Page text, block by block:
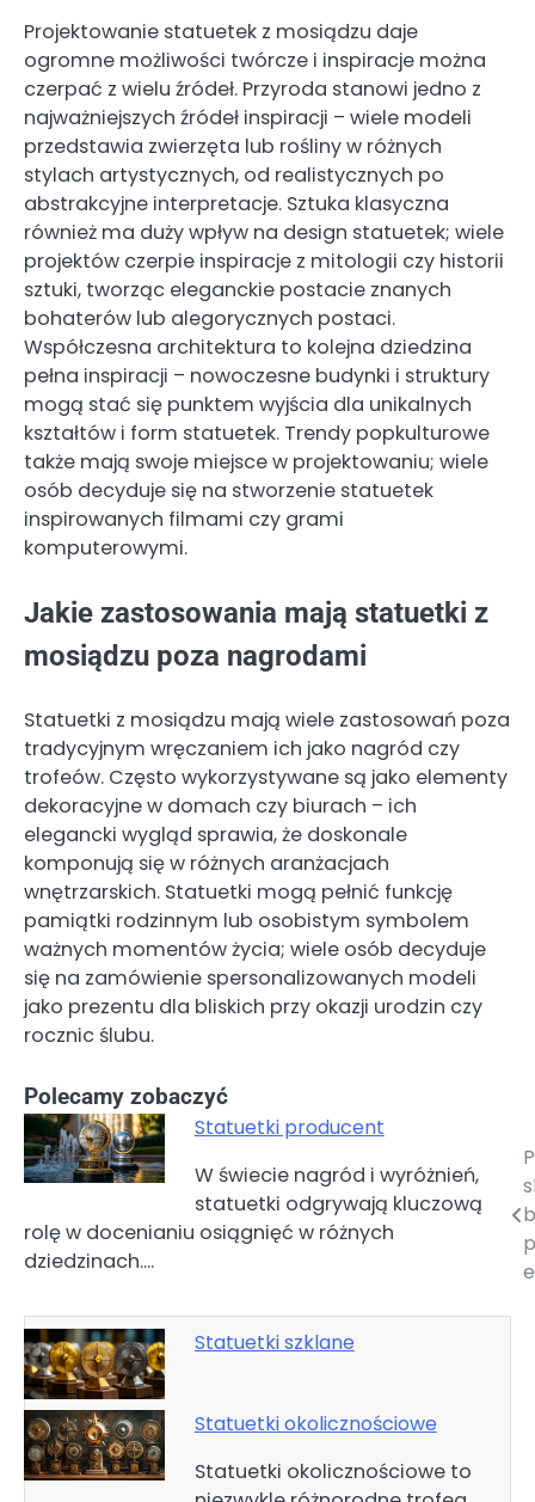
Projektowanie statuetek z mosiądzu daje
ogromne możliwości twórcze i inspiracje można
czerpać z wielu źródeł. Przyroda stanowi jedno z
najważniejszych źródeł inspiracji – wiele modeli
przedstawia zwierzęta lub rośliny w różnych
stylach artystycznych, od realistycznych po
abstrakcyjne interpretacje. Sztuka klasyczna
również ma duży wpływ na design statuetek; wiele
projektów czerpie inspiracje z mitologii czy historii
sztuki, tworząc eleganckie postacie znanych
bohaterów lub alegorycznych postaci.
Współczesna architektura to kolejna dziedzina
pełna inspiracji – nowoczesne budynki i struktury
mogą stać się punktem wyjścia dla unikalnych
kształtów i form statuetek. Trendy popkulturowe
także mają swoje miejsce w projektowaniu; wiele
osób decyduje się na stworzenie statuetek
inspirowanych filmami czy grami
komputerowymi.
Jakie zastosowania mają statuetki z
mosiądzu poza nagrodami
Statuetki z mosiądzu mają wiele zastosowań poza
tradycyjnym wręczaniem ich jako nagród czy
trofeów. Często wykorzystywane są jako elementy
dekoracyjne w domach czy biurach – ich
elegancki wygląd sprawia, że doskonale
komponują się w różnych aranżacjach
wnętrzarskich. Statuetki mogą pełnić funkcję
pamiątki rodzinnym lub osobistym symbolem
ważnych momentów życia; wiele osób decyduje
się na zamówienie spersonalizowanych modeli
jako prezentu dla bliskich przy okazji urodzin czy
rocznic ślubu.
Polecamy zobaczyć
Statuetki producent
W świecie nagród i wyróżnień,
statuetki odgrywają kluczową
rolę w docenianiu osiągnięć w różnych
dziedzinach.…
Statuetki szklane
Statuetki okolicznościowe
Statuetki okolicznościowe to
Nawigacja